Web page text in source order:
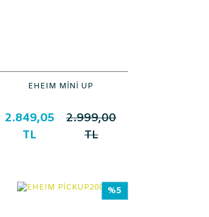
EHEIM MİNİ UP
2.849,05
TL
2.999,00
TL
%5